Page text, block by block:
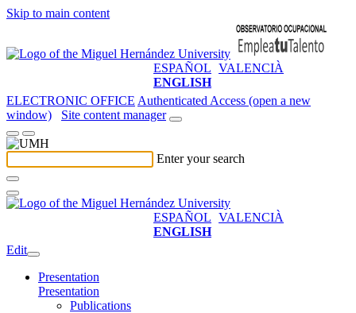
Skip to main content
ESPAÑOL VALENCIÀ
ENGLISH
ELECTRONIC OFFICE Authenticated Access (open a new
window)
Site content manager
Enter your search
ESPAÑOL VALENCIÀ
ENGLISH
Edit
Presentation
Presentation
Publications